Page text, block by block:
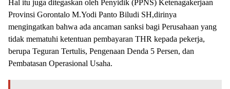
Hal itu juga ditegaskan oleh Penyidik (PPNS) Ketenagakerjaan
Provinsi Gorontalo M.Yodi Panto Biludi SH,dirinya
mengingatkan bahwa ada ancaman sanksi bagi Perusahaan yang
tidak mematuhi ketentuan pembayaran THR kepada pekerja,
berupa Teguran Tertulis, Pengenaan Denda 5 Persen, dan
Pembatasan Operasional Usaha.